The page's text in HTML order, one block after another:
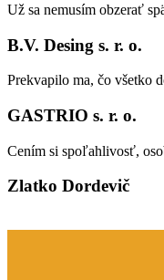
Už sa nemusím obzerať
B.V. Desing s. r. o.
Prekvapilo ma, čo všetko
GASTRIO s. r. o.
Cením si spoľahlivosť,
Zlatko Dordevič